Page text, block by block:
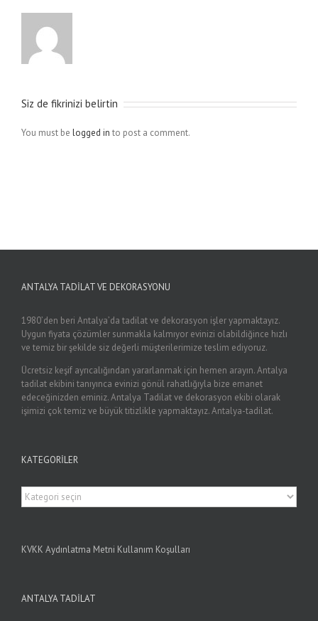
Siz de fikrinizi belirtin
You must be logged in to post a comment.
ANTALYA TADILAT VE DEKORASYONU
1980’den beri Antalya’da tadilat ve dekorasyon işler yapmaktayız.
Uygun fiyata çözümler sunmakla kalmıyor evinizi olabildiğince hızlı
ve temiz bir şekilde siz değerli müşterilerimize teslim ediyoruz.
Ücretsiz keşif ayrıcalığından yararlanmak için hemen arayın. Antalya
tadilat ekibini tanıyınca evinizi gönül rahatlığıyla bize emanet
edeceğinizden eminiz. Antalya Tadilat ve dekorasyon ekibi olarak
işimizi çok temiz ve büyük titizlikle yapmaktayız. Antalya-tadilat.
KATEGORILER
Kategoriler
KVKK Aydınlatma Metni Kullanım Koşulları
ANTALYA TADİLAT